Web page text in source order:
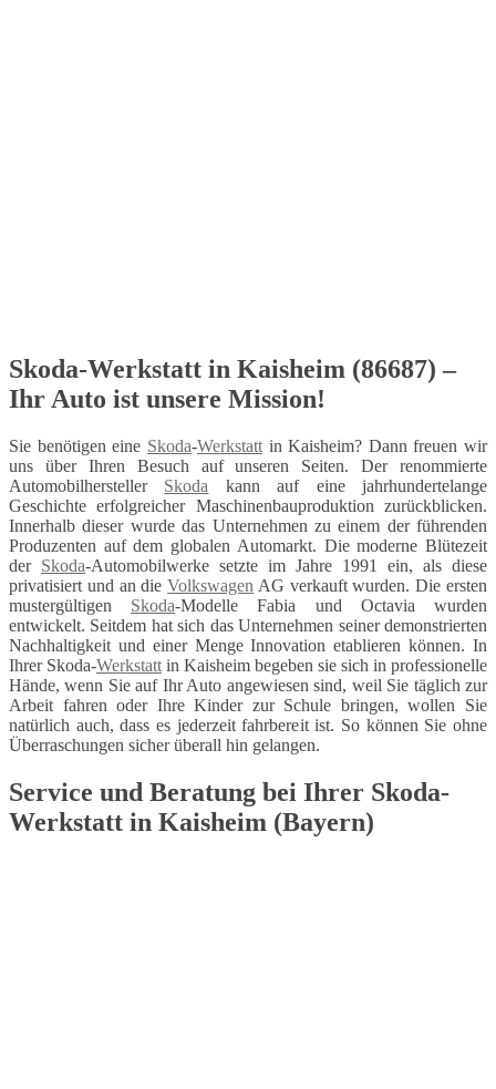
Skoda-Werkstatt in Kaisheim (86687) –
Ihr Auto ist unsere Mission!
Sie benötigen eine Skoda-Werkstattin Kaisheim? Dann freuen wir
uns über Ihren Besuch auf unseren Seiten. Der renommierte
Automobilhersteller Skoda kann auf eine jahrhundertelange
Geschichte erfolgreicher Maschinenbauproduktion zurückblicken.
Innerhalb dieser wurde das Unternehmen zu einem der führenden
Produzenten auf dem globalen Automarkt. Die moderne Blütezeit
der Skoda-Automobilwerke setzte im Jahre 1991 ein, als diese
privatisiert und an dieVolkswagen AG verkauft wurden. Die ersten
mustergültigen Skoda-Modelle Fabia und Octavia wurden
entwickelt. Seitdem hat sich das Unternehmen seiner demonstrierten
Nachhaltigkeit und einer Menge Innovation etablieren können. In
Ihrer Skoda-Werkstatt in Kaisheim begeben sie sich in professionelle
Hände, wenn Sie auf Ihr Auto angewiesen sind, weil Sie täglich zur
Arbeit fahren oder Ihre Kinder zur Schule bringen, wollen Sie
natürlich auch, dass es jederzeit fahrbereit ist. So können Sie ohne
Überraschungen sicher überall hin gelangen.
Service und Beratung bei Ihrer Skoda-
Werkstatt in Kaisheim (Bayern)